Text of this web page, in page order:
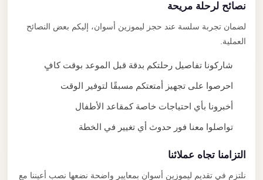
نصائح لرحلة مريحة
لضمان تجربة سلسة عند حجز ليموزين أسوان، إليكم بعض النصائح
العملية.
شاركونا تفاصيل رحلتكم بدقة قبل الموعد بوقت كافٍ
احرصوا على تجهيز أمتعتكم مسبقًا لتوفير الوقت
أخبرونا بأي احتياجات خاصة كمقاعد الأطفال
تواصلوا معنا فور حدوث أي تغيير في الخطة
التزامنا تجاه عملائنا
نلتزم في تقديم ليموزين أسوان بمعايير واضحة نضعها نصب أعيننا مع